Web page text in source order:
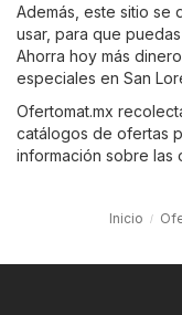
Además, este sitio se
usar, para que
Ahorra hoy más
especiales en San
Ofertomat.mx
catálogos de ofertas
información sobre las
Inicio